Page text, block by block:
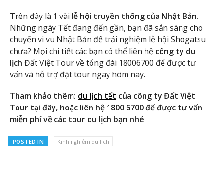
Trên đây là 1 vài lễ hội truyền thống của Nhật Bản.
Những ngày Tết đang đến gần, bạn đã sẵn sàng cho
chuyến vi vu Nhật Bản để trải nghiệm lễ hội Shogatsu
chưa? Mọi chi tiết các bạn có thể liên hệ công ty du
lịch Đất Việt Tour về tổng đài 18006700 để được tư
vấn và hỗ trợ đặt tour ngay hôm nay.
Tham khảo thêm: du lịch tết của công ty Đất Việt
Tour tại đây, hoặc liên hệ 1800 6700 để được tư vấn
miễn phí về các tour du lịch bạn nhé.
POSTED IN Kinh nghiệm du lịch